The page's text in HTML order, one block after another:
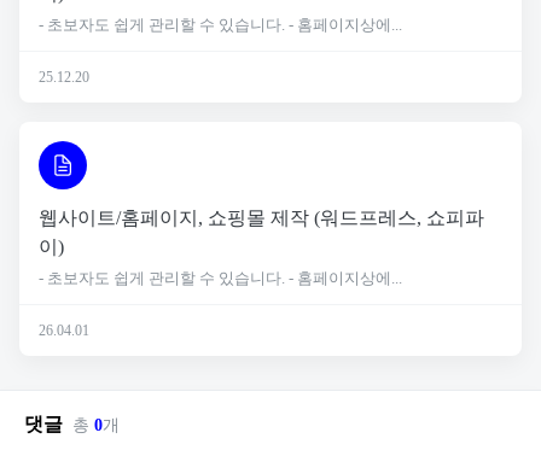
- 초보자도 쉽게 관리할 수 있습니다. - 홈페이지상에...
25.12.20
웹사이트/홈페이지, 쇼핑몰 제작 (워드프레스, 쇼피파
이)
- 초보자도 쉽게 관리할 수 있습니다. - 홈페이지상에...
26.04.01
댓글 총 0개